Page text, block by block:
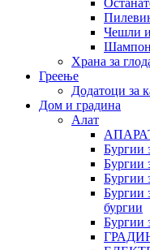
Чешли
Храна за
Греење
Додатоци за
Дом и градина
Алат
Бургии
Бургии
Бургии
Бургии
бургии
Бургии